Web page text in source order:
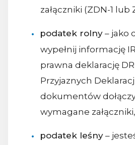
załączniki (ZDN-1 lub
podatek rolny– jako
wypełnij informację
prawna deklarację
Przyjaznych
dokumentów
wymagane załączniki,
podatek leśny–